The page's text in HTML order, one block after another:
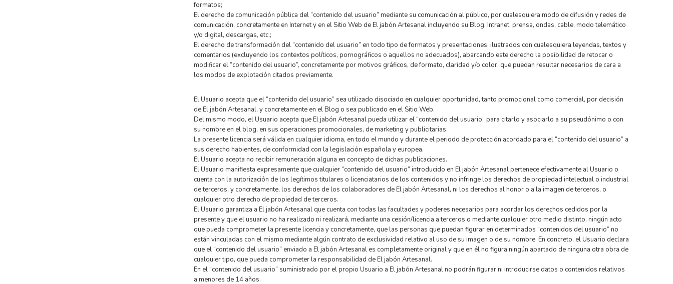
formatos;
El derecho de comunicación pública del “contenido del usuario” mediante su comunicación al público, por cualesquiera modo de difusión y redes de
comunicación, concretamente en Internet y en el Sitio Web de El jabón Artesanal incluyendo su Blog, Intranet, prensa, ondas, cable, modo telemático
y/o digital, descargas, etc.;
El derecho de transformación del “contenido del usuario” en todo tipo de formatos y presentaciones, ilustrados con cualesquiera leyendas, textos y
comentarios (excluyendo los contextos políticos, pornográficos o aquellos no adecuados), abarcando este derecho la posibilidad de retocar o
modificar el “contenido del usuario”, concretamente por motivos gráficos, de formato, claridad y/o color, que puedan resultar necesarios de cara a
los modos de explotación citados previamente.
El Usuario acepta que el “contenido del usuario” sea utilizado disociado en cualquier oportunidad, tanto promocional como comercial, por decisión
de El jabón Artesanal, y concretamente en el Blog o sea publicado en el Sitio Web.
Del mismo modo, el Usuario acepta que El jabón Artesanal pueda utilizar el “contenido del usuario” para citarlo y asociarlo a su pseudónimo o con
su nombre en el blog, en sus operaciones promocionales, de marketing y publicitarias.
La presente licencia será válida en cualquier idioma, en todo el mundo y durante el periodo de protección acordado para el “contenido del usuario” a
sus derecho habientes, de conformidad con la legislación española y europea.
El Usuario acepta no recibir remuneración alguna en concepto de dichas publicaciones.
El Usuario manifiesta expresamente que cualquier “contenido del usuario” introducido en El jabón Artesanal pertenece efectivamente al Usuario o
cuenta con la autorización de los legítimos titulares o licenciatarios de los contenidos y no infringe los derechos de propiedad intelectual o industrial
de terceros, y concretamente, los derechos de los colaboradores de El jabón Artesanal, ni los derechos al honor o a la imagen de terceros, o
cualquier otro derecho de propiedad de terceros.
El Usuario garantiza a El jabón Artesanal que cuenta con todas las facultades y poderes necesarios para acordar los derechos cedidos por la
presente y que el usuario no ha realizado ni realizará, mediante una cesión/licencia a terceros o mediante cualquier otro medio distinto, ningún acto
que pueda comprometer la presente licencia y concretamente, que las personas que puedan figurar en determinados “contenidos del usuario” no
están vinculadas con el mismo mediante algún contrato de exclusividad relativo al uso de su imagen o de su nombre. En concreto, el Usuario declara
que el “contenido del usuario” enviado a El jabón Artesanal es completamente original y que en él no figura ningún apartado de ninguna otra obra de
cualquier tipo, que pueda comprometer la responsabilidad de El jabón Artesanal.
En el “contenido del usuario” suministrado por el propio Usuario a El jabón Artesanal no podrán figurar ni introducirse datos o contenidos relativos
a menores de 14 años.